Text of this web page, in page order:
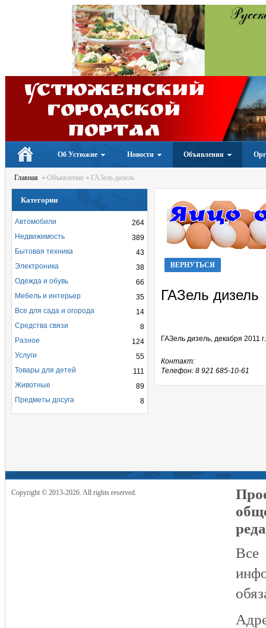
Устюженский
Городской
портал
Об Устюжне Новости Объявления
Главная Объявления ГАЗель дизель
ВЕРНУТЬСЯ
ГАЗель дизель
ГАЗель дизель, декабря 2011
Контакт:
Телефон: 8 921 685-10-61
Категории
264
Автомобили
389
Недвижимость
43
Бытовая техника
38
Электроника
66
Одежда и обувь
35
Мебель и интерьер
14
Все для сада и огорода
8
Средства связи
124
Разное
55
Услуги
111
Товары для детей
89
Животные
8
Предметы досуга
Copyright © 2013-2026. All rights reserved.